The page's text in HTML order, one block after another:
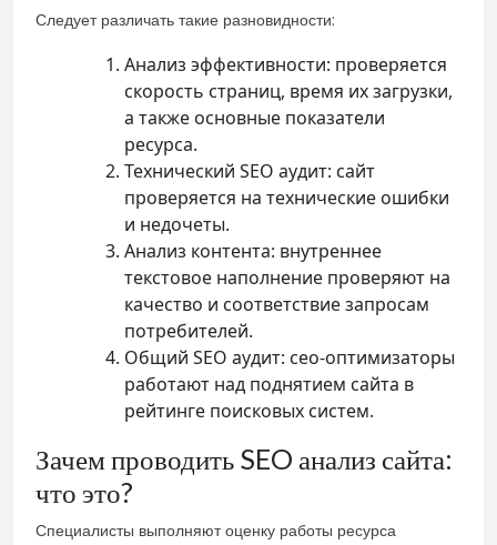
Следует различать такие разновидности:
Анализ эффективности: проверяется
скорость страниц, время их загрузки,
а также основные показатели
ресурса.
Технический SEO аудит: сайт
проверяется на технические ошибки
и недочеты.
Анализ контента: внутреннее
текстовое наполнение проверяют на
качество и соответствие запросам
потребителей.
Общий SEO аудит: сео-оптимизаторы
работают над поднятием сайта в
рейтинге поисковых систем.
Зачем проводить SEO анализ сайта:
что это?
Специалисты выполняют оценку работы ресурса